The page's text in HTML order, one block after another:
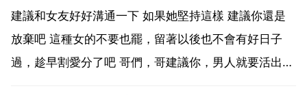
法定用人單位依據法律規定 或行業規定 或根據與員工
之間的約...
建議和女友好好溝通一下 如果她堅持這樣 建議你還是
放棄吧 這種女的不要也罷，留著以後也不會有好日子
過，趁早割愛分了吧 哥們，哥建議你，男人就要活出個